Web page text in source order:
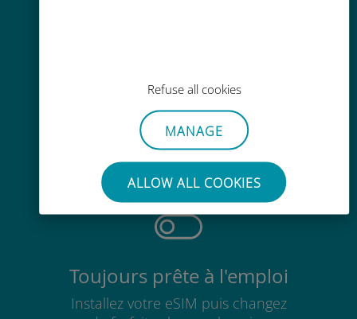
Refuse all cookies
MANAGE
ALLOW ALL COOKIES
Sans effort
Pas besoin de retirer votre carte
SIM existante
Toujours prête à l'emploi
Installez votre eSIM puis changez